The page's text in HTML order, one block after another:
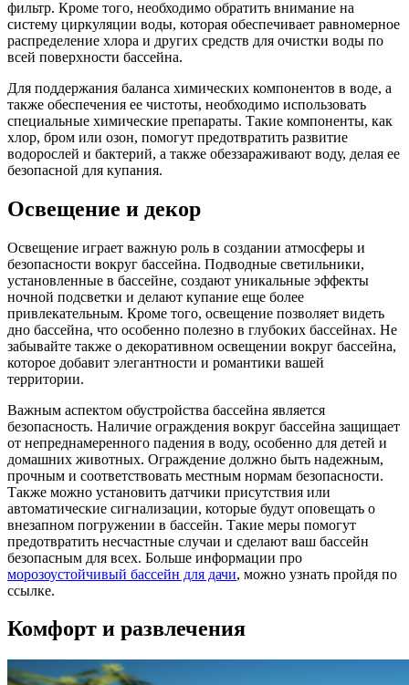
фильтр. Кроме того, необходимо обратить внимание на
систему циркуляции воды, которая обеспечивает равномерное
распределение хлора и других средств для очистки воды по
всей поверхности бассейна.
Для поддержания баланса химических компонентов в воде, а
также обеспечения ее чистоты, необходимо использовать
специальные химические препараты. Такие компоненты, как
хлор, бром или озон, помогут предотвратить развитие
водорослей и бактерий, а также обеззараживают воду, делая ее
безопасной для купания.
Освещение и декор
Освещение играет важную роль в создании атмосферы и
безопасности вокруг бассейна. Подводные светильники,
установленные в бассейне, создают уникальные эффекты
ночной подсветки и делают купание еще более
привлекательным. Кроме того, освещение позволяет видеть
дно бассейна, что особенно полезно в глубоких бассейнах. Не
забывайте также о декоративном освещении вокруг бассейна,
которое добавит элегантности и романтики вашей
территории.
Важным аспектом обустройства бассейна является
безопасность. Наличие ограждения вокруг бассейна защищает
от непреднамеренного падения в воду, особенно для детей и
домашних животных. Ограждение должно быть надежным,
прочным и соответствовать местным нормам безопасности.
Также можно установить датчики присутствия или
автоматические сигнализации, которые будут оповещать о
внезапном погружении в бассейн. Такие меры помогут
предотвратить несчастные случаи и сделают ваш бассейн
безопасным для всех. Больше информации про
морозоустойчивый бассейн для дачи, можно узнать пройдя по
ссылке.
Комфорт и развлечения